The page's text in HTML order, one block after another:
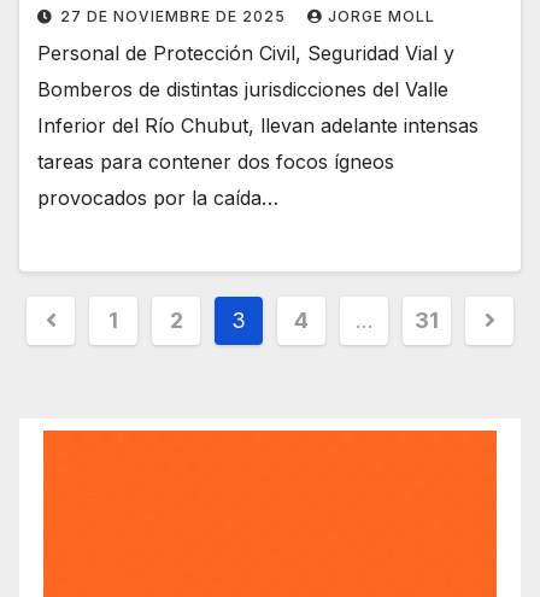
27 DE NOVIEMBRE DE 2025 JORGE MOLL
Personal de Protección Civil, Seguridad Vial y
Bomberos de distintas jurisdicciones del Valle
Inferior del Río Chubut, llevan adelante intensas
tareas para contener dos focos ígneos
provocados por la caída…
Paginación
entradas
1 2 3 4 … 31